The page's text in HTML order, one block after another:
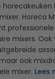
Horeca
mixers.
ook
mixer. Lees